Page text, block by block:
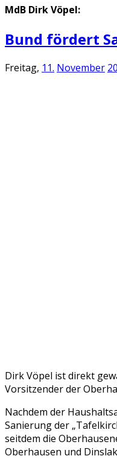
MdB Dirk Vöpel:
Bund fördert
Freitag, 11. November
Dirk Vöpel ist direkt
Vorsitzender der
Nachdem der
Sanierung der
seitdem die
Oberhausen und